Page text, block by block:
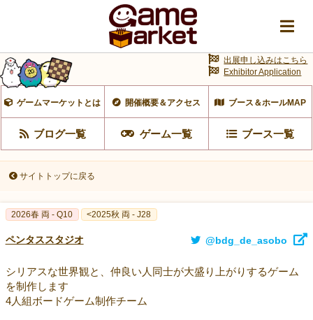
ゲームマーケットとは 開催概要＆アクセス ブース＆ホールMAP
ブログ一覧 ゲーム一覧 ブース一覧
出展申し込みはこちら
Exhibitor Application
サイトトップに戻る
2026春 両 - Q10 <2025秋 両 - J28
ペンタススタジオ @bdg_de_asobo
シリアスな世界観と、仲良い人同士が大盛り上がりするゲーム
を制作します
4人組ボードゲーム制作チーム